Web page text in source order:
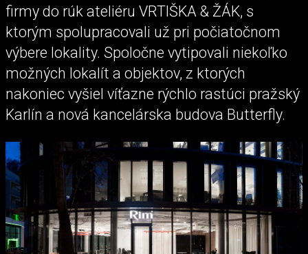
firmy do rúk ateliéru VRTIŠKA & ŽÁK, s
ktorým spolupracovali už pri počiatočnom
výbere lokality. Spoločne vytipovali niekoľko
možných lokalít a objektov, z ktorých
nakoniec vyšiel víťazne rýchlo rastúci pražský
Karlín a nová kancelárska budova Butterfly.